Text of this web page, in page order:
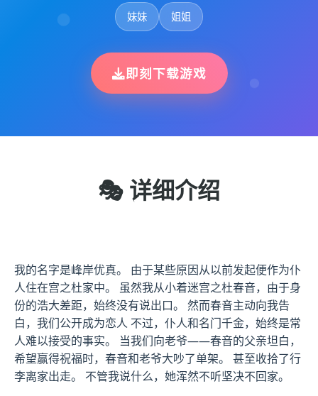
妹妹 姐姐
即刻下载游戏
🎭 详细介绍
我的名字是峰岸优真。 由于某些原因从以前发起便作为仆
人住在宫之杜家中。 虽然我从小着迷宫之杜春音，由于身
份的浩大差距，始终没有说出口。 然而春音主动向我告
白，我们公开成为恋人 不过，仆人和名门千金，始终是常
人难以接受的事实。 当我们向老爷——春音的父亲坦白，
希望赢得祝福时，春音和老爷大吵了单架。 甚至收拾了行
李离家出走。 不管我说什么，她浑然不听坚决不回家。